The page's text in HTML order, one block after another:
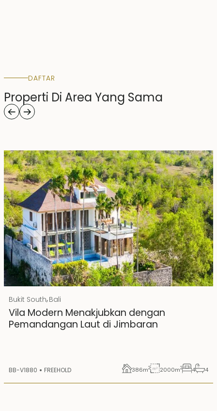
DAFTAR
Properti Di Area Yang Sama
Rp 20000000000
IDR
Hak Milik
Bukit South,Bali
Vila Modern Menakjubkan dengan
Pemandangan Laut di Jimbaran
BB-V1880 FREEHOLD 386m2 2000m2 4 4